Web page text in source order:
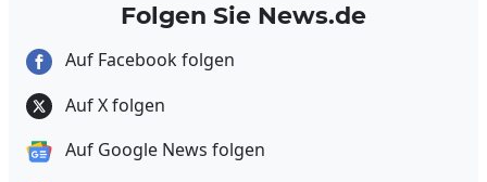
Folgen Sie News.de
Auf Facebook folgen
Auf X folgen
Auf Google News folgen